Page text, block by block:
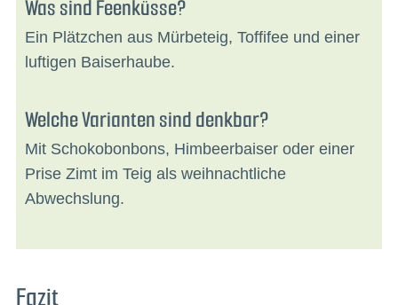
Was sind Feenküsse?
Ein Plätzchen aus Mürbeteig, Toffifee und einer
luftigen Baiserhaube.
Welche Varianten sind denkbar?
Mit Schokobonbons, Himbeerbaiser oder einer
Prise Zimt im Teig als weihnachtliche
Abwechslung.
Fazit